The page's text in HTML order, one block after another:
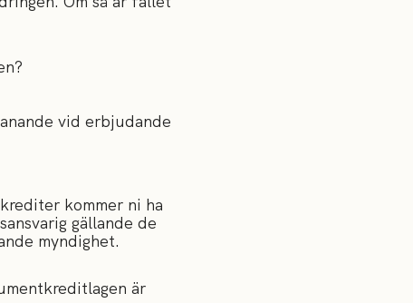
vid erbjudande
kommer ni ha
gällande de
myndighet.
är